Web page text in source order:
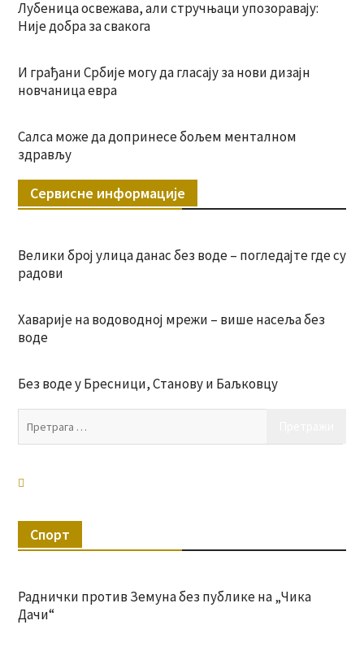
Лубеница освежава, али стручњаци упозоравају:
Није добра за свакога
И грађани Србије могу да гласају за нови дизајн
новчаница евра
Салса може да допринесе бољем менталном
здрављу
Сервисне информације
Велики број улица данас без воде – погледајте где су
радови
Хаварије на водоводној мрежи – више насеља без
воде
Без воде у Бресници, Станову и Баљковцу
Спорт
Раднички против Земуна без публике на „Чика
Дачи“